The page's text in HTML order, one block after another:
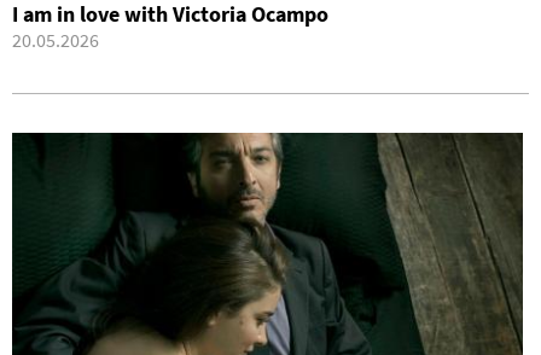
I am in love with Victoria Ocampo
20.05.2026